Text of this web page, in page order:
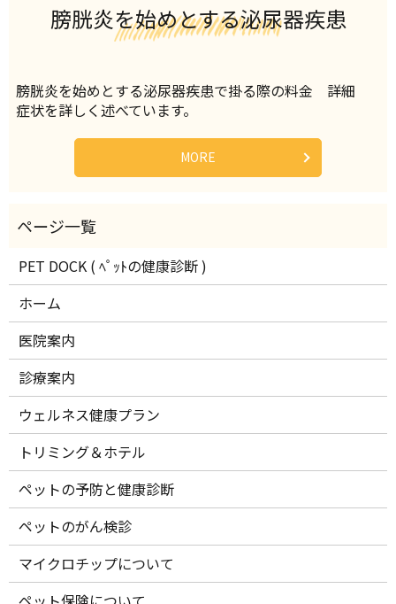
膀胱炎を始めとする泌尿器疾患
膀胱炎を始めとする泌尿器疾患で掛る際の料金 詳細
症状を詳しく述べています。
MORE
PET DOCK ( ﾍﾟｯﾄの健康診断 )
ホーム
医院案内
診療案内
ウェルネス健康プラン
トリミング＆ホテル
ペットの予防と健康診断
ペットのがん検診
マイクロチップについて